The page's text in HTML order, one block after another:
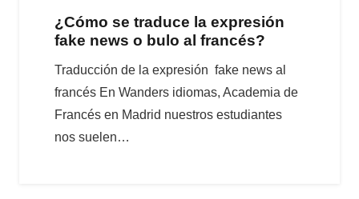
¿Cómo se traduce la expresión
fake news o bulo al francés?
Traducción de la expresión fake news al
francés En Wanders idiomas, Academia de
Francés en Madrid nuestros estudiantes
nos suelen…